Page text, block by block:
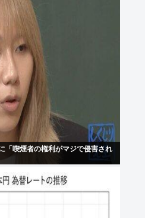
「喫煙者の権利がマジで侵害され